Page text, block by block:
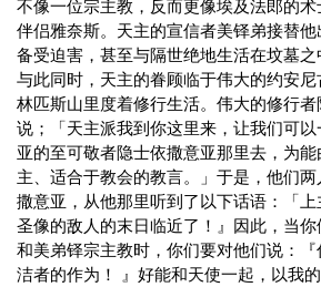
不像一位宗主教，反而更像埃及法郎的
伴侣雅奈斯。天主的宣信者美铎弟接替
备受迫害，甚至与隔世绝地生活在坟墓之
与此同时，天主的眷顾临于伟大的约安
林匹斯山里度着修行生活。伟大的修行
说；「天主派我到你这里来，让我们可
亚的至可敬者隐士依撒意亚那里去，为
主、适合于教会的教言。」于是，他们
撒意亚，从他那里听到了以下话语：「
圣像的敌人的末日临近了！』因此，当
和美弟铎宗主教时，你们要对他们说：
洁者的作为！ 』好能和天使一起，以我